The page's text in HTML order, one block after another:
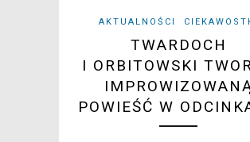
AKTUALNOŚCI
TWARDOCH
I ORBITOWSKI
POWIEŚĆ W